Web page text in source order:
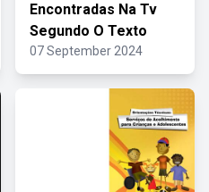
Encontradas Na Tv
Segundo O Texto
07 September 2024